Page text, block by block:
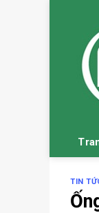
TIN